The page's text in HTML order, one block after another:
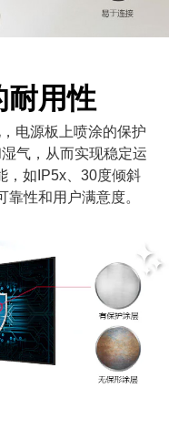
耐用性
电源板上喷涂的保护
气，从而实现稳定运
，如IP5x、30度倾斜
性和用户满意度。